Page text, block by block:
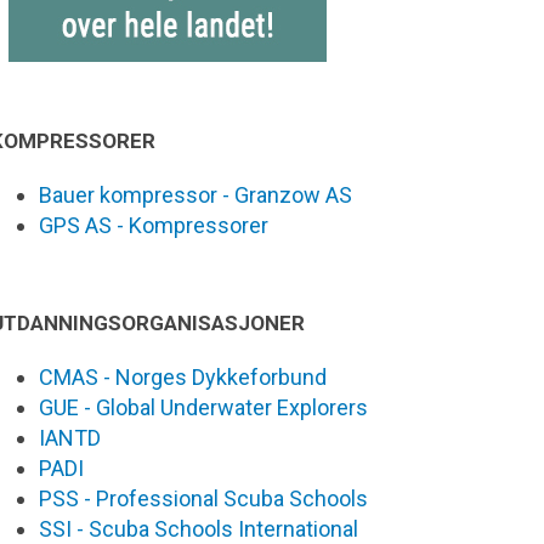
Bauer kompressor - Granzow AS
GPS AS - Kompressorer
CMAS - Norges Dykkeforbund
GUE - Global Underwater Explorers
IANTD
PADI
PSS - Professional Scuba Schools
SSI - Scuba Schools International